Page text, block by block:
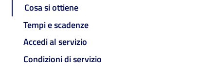
Cosa si ottiene
Tempi e scadenze
Accedi al servizio
Condizioni di servizio